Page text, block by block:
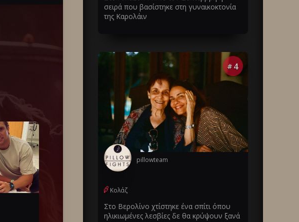
σειρά που βασίστηκε στη γυναικοκτονία
της Καρολάιν
# 4
pillowteam
Κολάζ
Στο Βερολίνο χτίστηκε ένα σπίτι όπου
ηλικιωμένες λεσβίες δε θα κρύψουν ξανά